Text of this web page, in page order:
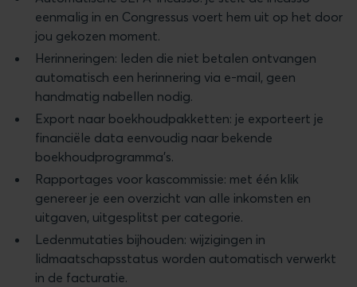
eenmalig in en Congressus voert hem uit op het door
jou gekozen moment.
Herinneringen: leden die niet betalen ontvangen
automatisch een herinnering via e-mail, geen
handmatig nabellen nodig.
Export naar boekhoudpakketten: je exporteert je
financiële data eenvoudig naar bekende
boekhoudprogramma's.
Rapportages voor kascommissie: met één klik
genereer je een overzicht van alle inkomsten en
uitgaven, uitgesplitst per categorie.
Ledenmutaties bijhouden: wijzigingen in
lidmaatschapsstatus worden automatisch verwerkt
in de facturatie.